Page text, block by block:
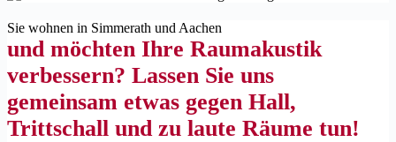
Sie wohnen in Simmerath und Aachen
und möchten Ihre Raumakustik
verbessern? Lassen Sie uns
gemeinsam etwas gegen Hall,
Trittschall und zu laute Räume tun!